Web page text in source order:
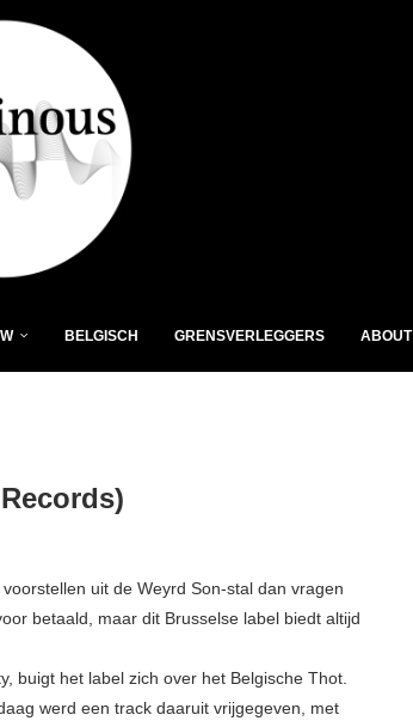
BELGISCH GRENSVERLEGGERS ABOUT
uit de Weyrd Son-stal dan vragen
betaald, maar dit Brusselse label biedt altijd
buigt het label zich over het Belgische Thot.
werd een track daaruit vrijgegeven, met